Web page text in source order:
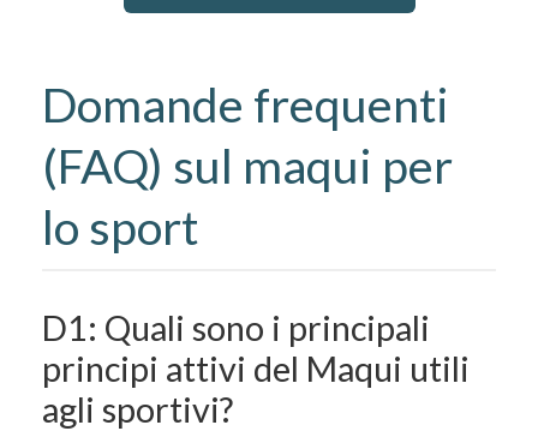
Domande frequenti
(FAQ) sul maqui per
lo sport
D1: Quali sono i principali
principi attivi del Maqui utili
agli sportivi?